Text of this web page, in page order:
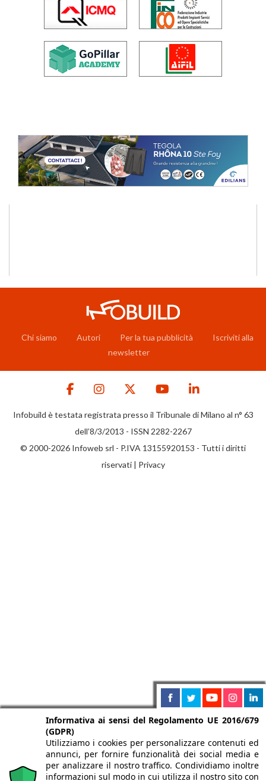
Chi siamo Autori Per la tua pubblicità
Iscriviti alla
newsletter
Infobuild è testata registrata presso il Tribunale di Milano al n° 63
dell’8/3/2013 - ISSN 2282-2267
© 2000-2026 Infoweb srl - P.IVA 13155920153 - Tutti i diritti
riservati | Privacy
Informativa ai sensi del Regolamento UE 2016/679
(GDPR)
Utilizziamo i cookies per personalizzare contenuti ed
annunci, per fornire funzionalità dei social media e
per analizzare il nostro traffico. Condividiamo inoltre
informazioni sul modo in cui utilizza il nostro sito con